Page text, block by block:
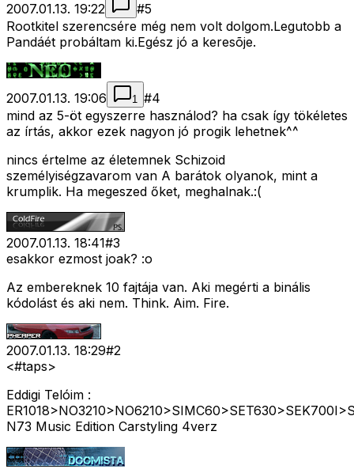
2007.01.13. 19:22
#5
Rootkitel szerencsére még nem volt dolgom.Legutobb a
Pandáét probáltam ki.Egész jó a keresõje.
2007.01.13. 19:06 1 #4
mind az 5-öt egyszerre használod? ha csak így tökéletes
az írtás, akkor ezek nagyon jó progik lehetnek^^
nincs értelme az életemnek Schizoid
személyiségzavarom van A barátok olyanok, mint a
krumplik. Ha megeszed őket, meghalnak.:(
2007.01.13. 18:41#3
esakkor ezmost joak? :o
Az embereknek 10 fajtája van. Aki megérti a binális
kódolást és aki nem. Think. Aim. Fire.
2007.01.13. 18:29#2
<#taps>
Eddigi Telóim :
N73 Music Edition Carstyling 4verz